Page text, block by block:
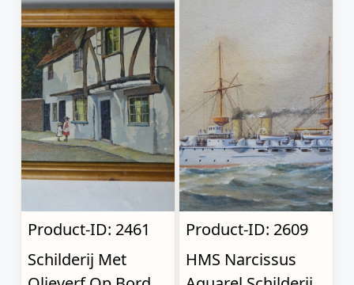
Product-ID: 2461
Schilderij Met
Product-ID: 2609
HMS Narcissus